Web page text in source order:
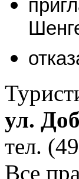
ул.
тел.
Все